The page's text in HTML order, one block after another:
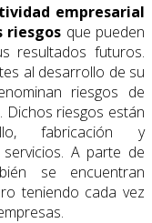
empresarial
riesgos que pueden
resultados futuros.
al desarrollo de su
riesgos de
Dichos riesgos están
fabricación y
A parte de
se encuentran
teniendo cada vez